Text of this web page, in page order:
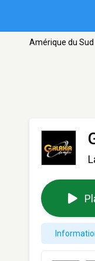
Amérique du Sud